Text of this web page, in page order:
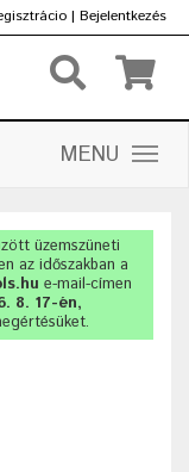
| Bejelentkezés
MENU
üzemszüneti
az időszakban a
e-mail-címen
8. 17-én,